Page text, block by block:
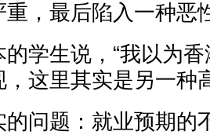
，最后陷入一种恶
的学生说，“我以为
这里其实是另一种
问题：就业预期的